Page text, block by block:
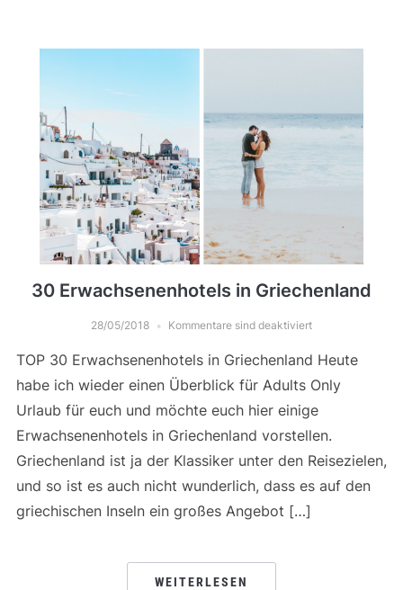
30 Erwachsenenhotels in Griechenland
28/05/2018 Kommentare sind deaktiviert
TOP 30 Erwachsenenhotels in Griechenland Heute
habe ich wieder einen Überblick für Adults Only
Urlaub für euch und möchte euch hier einige
Erwachsenenhotels in Griechenland vorstellen.
Griechenland ist ja der Klassiker unter den Reisezielen,
und so ist es auch nicht wunderlich, dass es auf den
griechischen Inseln ein großes Angebot […]
WEITERLESEN